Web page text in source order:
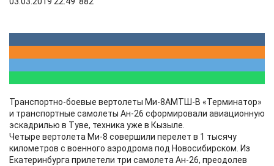
Транспортно-боевые вертолеты Ми-8АМТШ-В «Терминатор»
и транспортные самолеты Ан-26 сформировали авиационную
эскадрилью в Туве, техника уже в Кызыле.
Четыре вертолета Ми-8 совершили перелет в 1 тысячу
километров с военного аэродрома под Новосибирском. Из
Екатеринбурга прилетели три самолета Ан-26, преодолев